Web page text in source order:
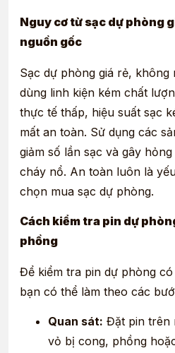
Nguy cơ từ sạc dự phòng
nguồn gốc
Sạc dự phòng giá rẻ,
dùng linh kiện kém chất
thực tế thấp, hiệu suất sạc
mất an toàn. Sử dụng các
giảm số lần sạc và gây
cháy nổ. An toàn luôn là
chọn mua sạc dự phòng.
Cách kiểm tra pin dự
phồng
Để kiểm tra pin dự phòng
bạn có thể làm theo các
Quan sát: Đặt pin trên
vỏ bị cong, phồng